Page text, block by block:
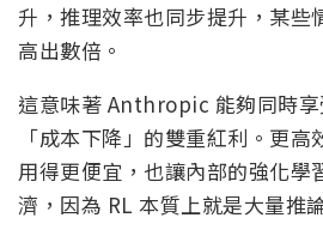
升，推理效率也同步提升，某些
高出數倍。
這意味著 Anthropic 能夠同時
「成本下降」的雙重紅利。更
用得更便宜，也讓內部的強化學
濟，因為 RL 本質上就是大量推